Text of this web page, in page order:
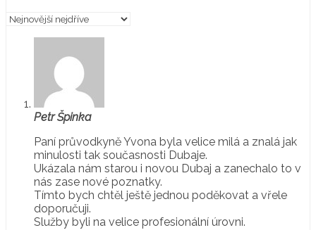
Petr Špinka
Paní průvodkyně Yvona byla velice milá a znalá jak
minulosti tak současnosti Dubaje.
Ukázala nám starou i novou Dubaj a zanechalo to v
nás zase nové poznatky.
Tímto bych chtěl ještě jednou poděkovat a vřele
doporučuji.
Služby byli na velice profesionální úrovni.